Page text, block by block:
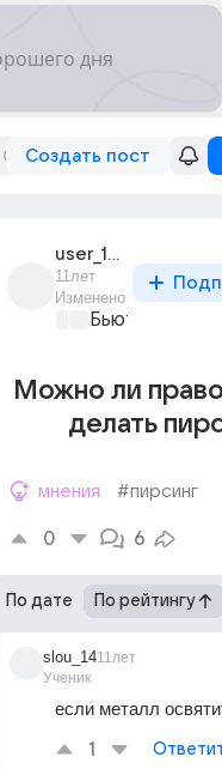
Создать пост
user_195018275
11лет
Изменено
Бьютилэнд
Можно ли
делать
мнения #пирсинг
0 6
По дате По рейтингу
slou_14
Ученик
11лет
если металл
1